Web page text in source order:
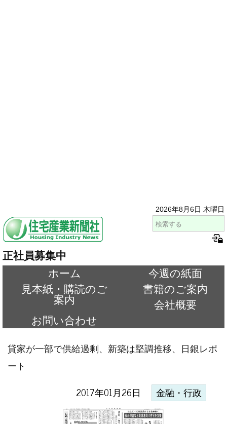
2026年8月6日 木曜日
正社員募集中
ホーム
今週の紙面
見本紙・購読のご
案内
書籍のご案内
会社概要
お問い合わせ
貸家が一部で供給過剰、新築は堅調推移、日銀レポ
ート
2017年01月26日 金融・行政